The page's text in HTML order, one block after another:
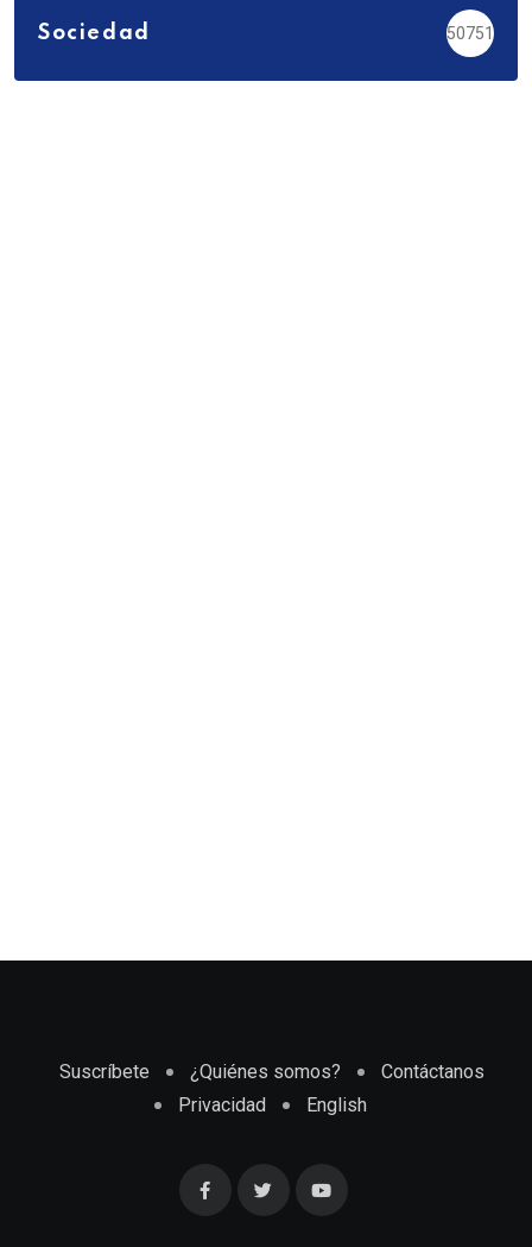
Sociedad 50751
Suscríbete ¿Quiénes somos?
Contáctanos
Privacidad
English